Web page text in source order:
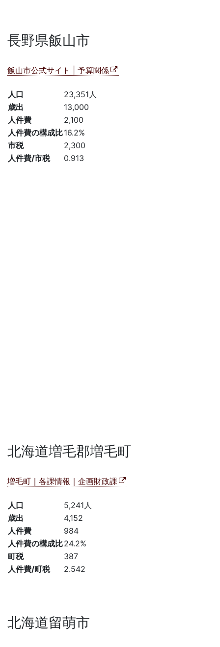
長野県飯山市
飯山市公式サイト | 予算関係
人口
23,351人
歳出
13,000
人件費
2,100
人件費の構成比16.2%
市税
2,300
人件費/市税
0.913
北海道増毛郡増毛町
増毛町｜各課情報｜企画財政課
人口
5,241人
歳出
4,152
人件費
984
人件費の構成比24.2%
町税
387
人件費/町税
2.542
北海道留萌市